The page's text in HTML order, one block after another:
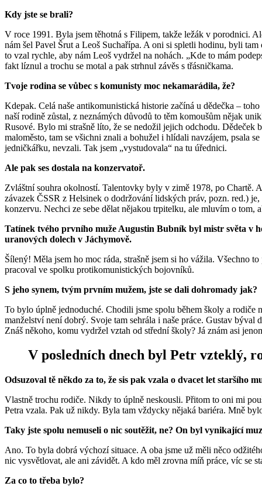
Kdy jste se brali?
V roce 1991. Byla jsem těhotná s Filipem, takže ležák v porodnici.
nám šel Pavel Šrut a Leoš Suchařípa. A oni si spletli hodinu, byli
to vzal rychle, aby nám Leoš vydržel na nohách. „Kde to mám
fakt líznul a trochu se motal a pak strhnul závěs s třásničkama.
Tvoje rodina se vůbec s komunisty moc nekamarádila, že?
Kdepak. Celá naše antikomunistická historie začíná u dědečka –
naší rodině zůstal, z neznámých důvodů to těm komoušům nějak
Rusové. Bylo mi strašně líto, že se nedožil jejich odchodu.
maloměsto, tam se všichni znali a bohužel i hlídali navzájem, psala
jedničkářku, nevzali. Tak jsem „vystudovala“ na tu úřednici.
Ale pak ses dostala na konzervatoř.
Zvláštní souhra okolností. Talentovky byly v zimě 1978, po Chartě.
závazek ČSSR z Helsinek o dodržování lidských práv, pozn. red.)
konzervu. Nechci ze sebe dělat nějakou trpitelku, ale mluvím o tom,
Tatínek tvého prvního muže Augustin Bubník byl mistr světa v
uranových dolech v Jáchymově.
Šílený! Měla jsem ho moc ráda, strašně jsem si ho vážila. Všechno
pracoval ve spolku protikomunistických bojovníků.
S jeho synem, tvým prvním mužem, jste se dali dohromady jak?
To bylo úplně jednoduché. Chodili jsme spolu během školy a rodiče
manželství není dobrý. Svoje tam sehrála i naše práce. Gustav
Znáš někoho, komu vydržel vztah od střední školy? Já znám asi
V posledních dnech byl Petr vzteklý,
Odsuzoval tě někdo za to, že sis pak vzala o dvacet let staršího
Vlastně trochu rodiče. Nikdy to úplně neskousli. Přitom to oni mi
Petra vzala. Pak už nikdy. Byla tam vždycky nějaká bariéra. Mně
Taky jste spolu nemuseli o nic soutěžit, ne? On byl vynikající
Ano. To byla dobrá výchozí situace. A oba jsme už měli něco
nic vysvětlovat, ale ani závidět. A kdo měl zrovna míň práce, víc se
Za co to třeba bylo?